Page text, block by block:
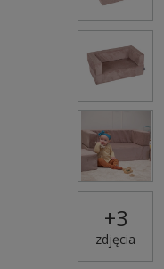
+3
zdjęcia